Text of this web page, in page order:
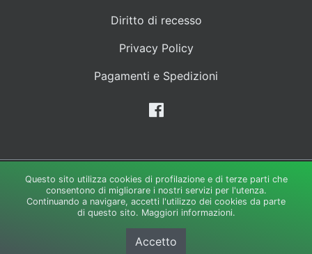
Diritto di recesso
Privacy Policy
Pagamenti e Spedizioni
Creato e gestito da:LipsiaGROUP S.r.l. Unipersonale-Via Galli
35/37 - 21049 Tradate Varese P.IVA 02944320122 - Capitale
Sociale 30.000 i.v.
© Copyright 2026. Tutti i diritti riservati.
Cookie Policy
Questo sito utilizza cookies di profilazione e di terze parti che
consentono di migliorare i nostri servizi per l'utenza.
Continuando a navigare, accetti l'utilizzo dei cookies da parte
di questo sito. Maggiori informazioni.
Accetto